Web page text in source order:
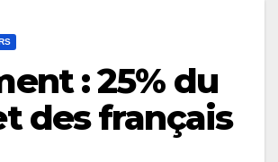
: 25% du
des français